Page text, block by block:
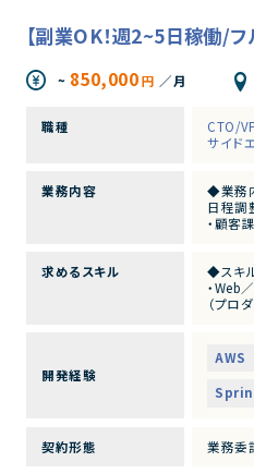
【副業OK！週2~5日稼働/
~ 850,000円 ／月
職種 CTO/
サイド
業務内容
◆業務
日程調
・顧客
・障害
・上記
本サ
自ら
◆募集
◆会社
求めるスキル
◆スキ
・Web
（プロ
・開
・エ
・関係
・障
開発経験
AWS
契約形態 業務委